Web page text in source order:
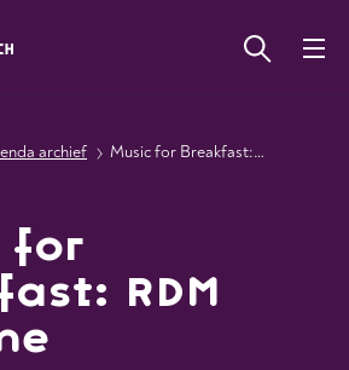
archief Music for Breakfast: RDM Kantine
for
RDM